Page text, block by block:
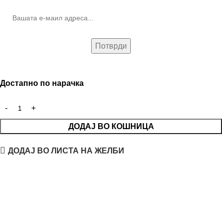
Достапно по нарачка
ДОДАЈ ВО КОШНИЦА
ДОДАЈ ВО ЛИСТА НА ЖЕЛБИ